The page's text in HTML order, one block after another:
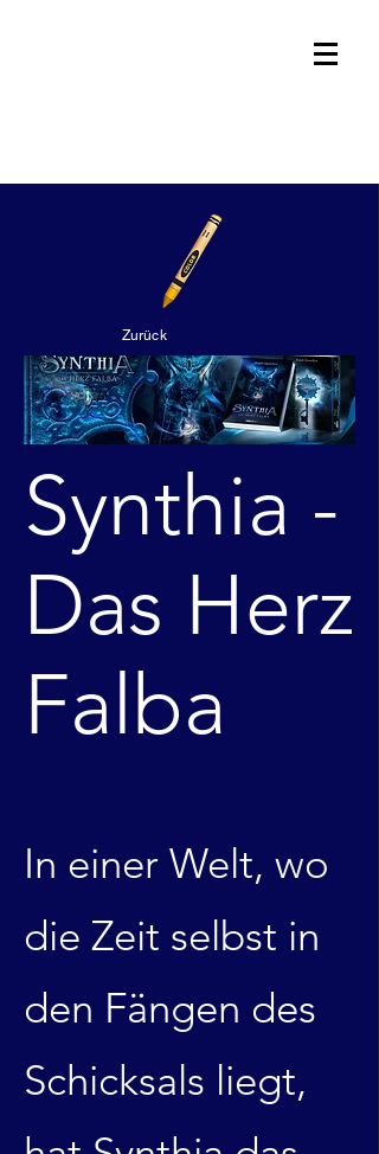
Ralph Llewellyn
Zurück
Synthia -
Das Herz
Falba
In einer Welt, wo
die Zeit selbst in
den Fängen des
Schicksals liegt,